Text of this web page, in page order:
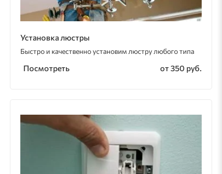
Установка люстры
Быстро и качественно установим люстру любого типа
Посмотреть от 350 руб.